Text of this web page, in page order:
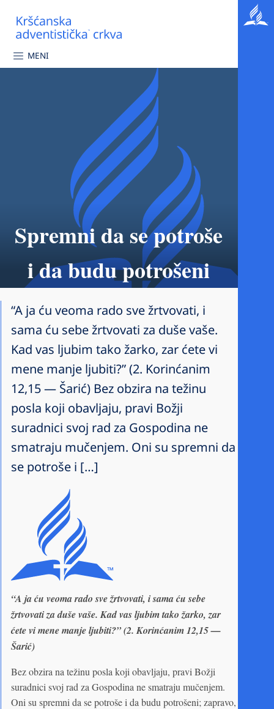
MENI
Spremni da se potroše
i da budu potrošeni
“A ja ću veoma rado sve žrtvovati, i
sama ću sebe žrtvovati za duše vaše.
Kad vas ljubim tako žarko, zar ćete vi
mene manje ljubiti?” (2. Korinćanim
12,15 — Šarić) Bez obzira na težinu
posla koji obavljaju, pravi Božji
suradnici svoj rad za Gospodina ne
smatraju mučenjem. Oni su spremni da
se potroše i […]
“A ja ću veoma rado sve žrtvovati, i sama ću sebe
žrtvovati za duše vaše. Kad vas ljubim tako žarko, zar
ćete vi mene manje ljubiti?” (2. Korinćanim 12,15 —
Šarić)
Bez obzira na težinu posla koji obavljaju, pravi Božji
suradnici svoj rad za Gospodina ne smatraju mučenjem.
Oni su spremni da se potroše i da budu potrošeni; zapravo,